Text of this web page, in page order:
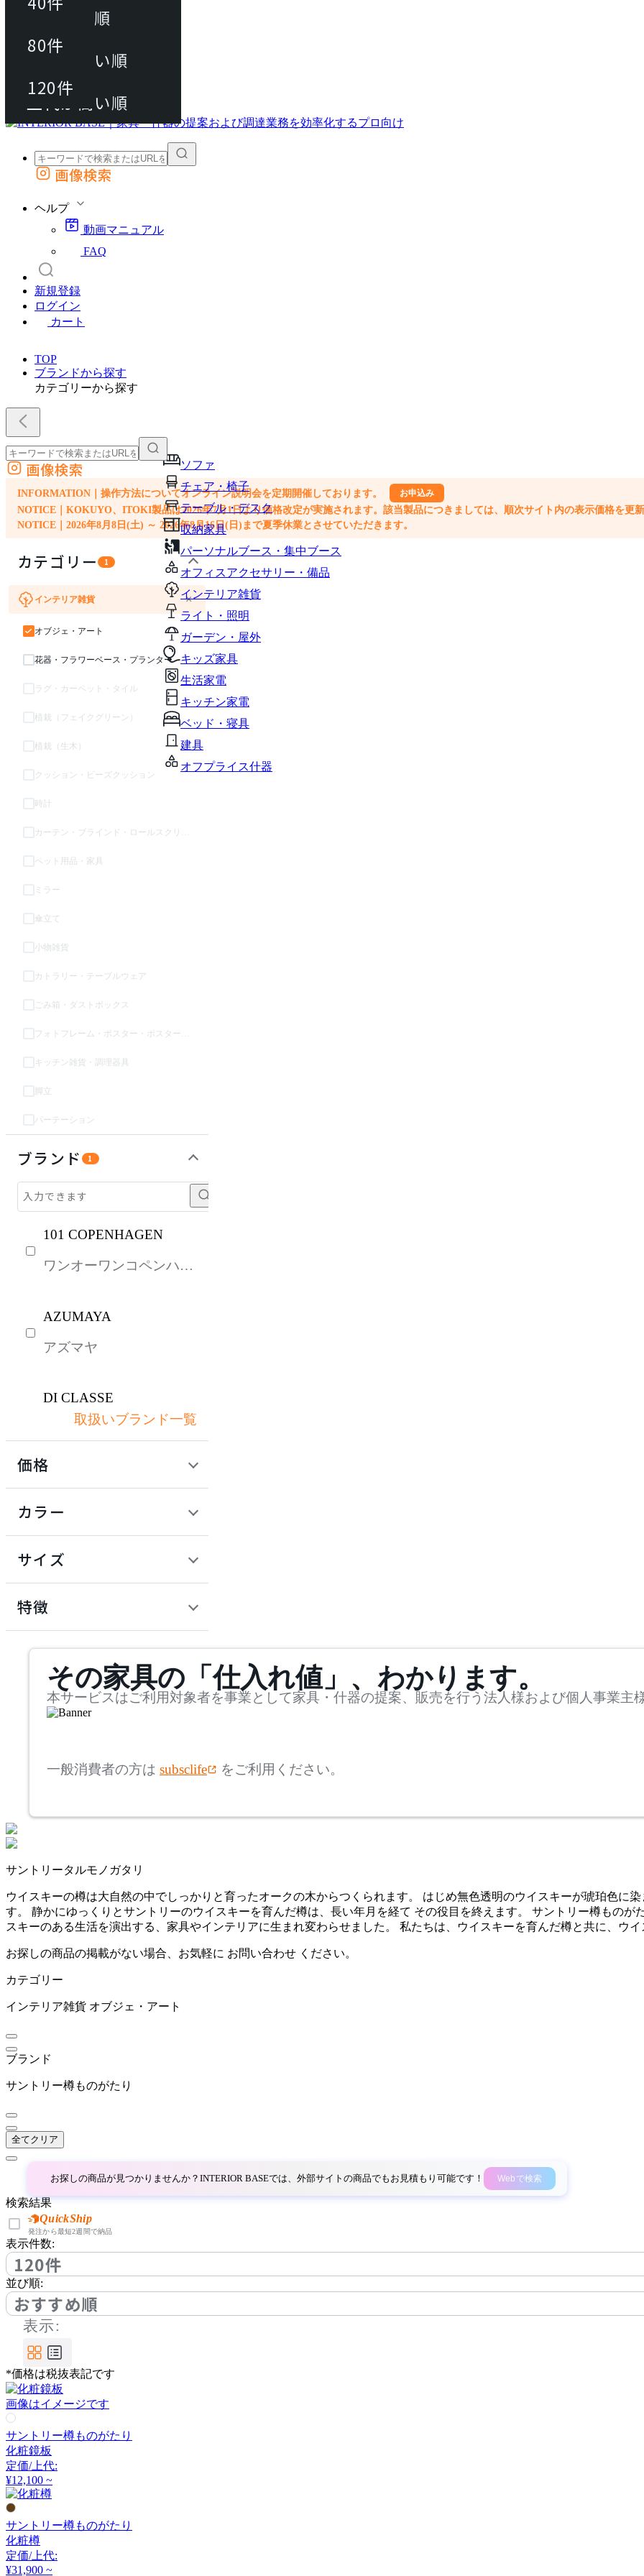
動画マニュアル
FAQ
カート
外部サイトの商品をカートに追加
画像検索
ヘルプ
動画マニュアル
FAQ
新規登録
ログイン
カート
TOP
ブランドから探す
カテゴリーから探す
ソファ
チェア・椅子
テーブル・デスク
収納家具
パーソナルブース・集中ブース
オフィスアクセサリー・備品
インテリア雑貨
ライト・照明
ガーデン・屋外
キッズ家具
生活家電
キッチン家電
ベッド・寝具
建具
オフプライス什器
外部サイトの商品をカートに追加
他のサイトで見つけた商品ページのURLを貼り付けて、カートに追加できます
画像検索
INFORMATION｜操作方法についてオンライン説明会を定期開催しております。 お申込み
NOTICE｜KOKUYO、ITOKI製品は2026年7月1日より価格改定が実施されます。該当製品につきましては、順次サイト内の表示価格を更新
NOTICE｜2026年8月8日(土) ～ 2026年8月16日(日)まで夏季休業とさせていただきます。
カテゴリー 1
ソファ
チェア・椅子
テーブル・デスク
収納家具
インテリア雑貨 ×
オブジェ・アート
花器・フラワーベース・プランター
ラグ・カーペット・タイル
植栽（フェイクグリーン）
植栽（生木）
クッション・ビーズクッション
時計
ペット用品・家具
ミラー
傘立て
小物雑貨
カトラリー・テーブルウェア
ごみ箱・ダストボックス
キッチン雑貨・調理器具
脚立
パーテーション
ブランド 1
101 COPENHAGEN
ワンオーワンコペンハー
AZUMAYA
アズマヤ
DI CLASSE
ディクラッセ
エミュー
KAWAJUN
カイ・ボイスン デンマー
ク
MOEBE
ムーべ
ノルディックモス
Paper Collective
ペーパーコレクティブ
Vitra
ヴィトラ
サントリー樽ものがたり
サントリータルモノガタ
リ
取扱いブランド一覧
価格
カラー
サイズ
mm
検索
~
~
特徴
その家具の「仕入れ値」、わかります。
本サービスはご利用対象者を事業として家具・什器の提案、販売を行う法人様および個人事業主
一般消費者の方は subsclife をご利用ください。
サントリータルモノガタリ
ウイスキーの樽は大自然の中でしっかりと育ったオークの木からつくられます。 はじめ無色透明のウイスキーが琥珀色に
す。 静かにゆっくりとサントリーのウイスキーを育んだ樽は、長い年月を経て その役目を終えます。 サントリー樽もの
スキーのある生活を演出する、家具やインテリアに生まれ変わらせました。 私たちは、ウイスキーを育んだ樽と共に、ウ
お探しの商品の掲載がない場合、お気軽に お問い合わせ ください。
カテゴリー
インテリア雑貨 オブジェ・アート
ブランド
サントリー樽ものがたり
全てクリア
お探しの商品が見つかりませんか？INTERIOR BASEでは、外部サイトの商品でもお見積もり可能です！ Webで検索
検索結果
QuickShip
発注から最短2週間で納品
表示件数:
120件
80件
120件
並び順:
おすすめ順
おすすめ順
上代が安い順
上代が高い順
表示:
*価格は税抜表記です
画像はイメージです
サントリー樽ものがたり
化粧鏡板
定価/上代:
¥12,100 ~
サントリー樽ものがたり
化粧樽
定価/上代:
¥31,900 ~
80件
120件